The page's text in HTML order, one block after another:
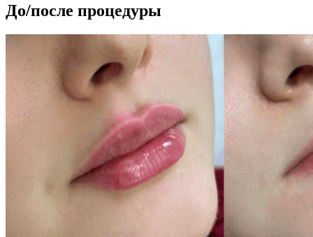
До/после процедуры